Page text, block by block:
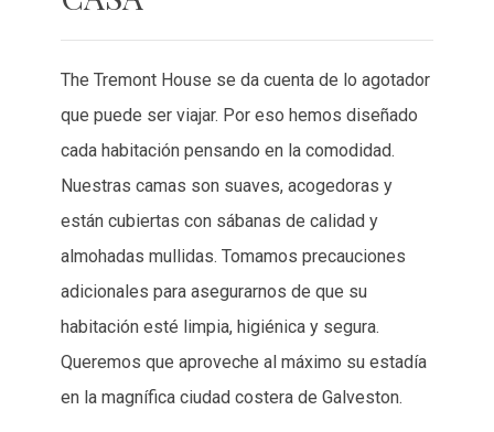
The Tremont House se da cuenta de lo agotador
que puede ser viajar. Por eso hemos diseñado
cada habitación pensando en la comodidad.
Nuestras camas son suaves, acogedoras y
están cubiertas con sábanas de calidad y
almohadas mullidas. Tomamos precauciones
adicionales para asegurarnos de que su
habitación esté limpia, higiénica y segura.
Queremos que aproveche al máximo su estadía
en la magnífica ciudad costera de Galveston.